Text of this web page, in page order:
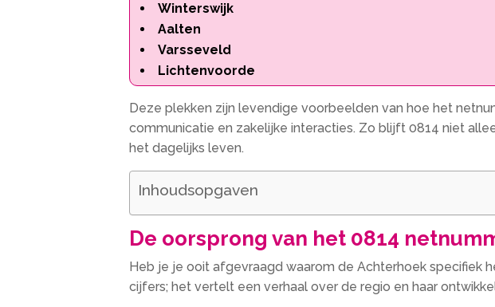
Winterswijk
Aalten
Varsseveld
Lichtenvoorde
Deze plekken zijn levendige voorbeelden van hoe het
communicatie en zakelijke interacties. Zo blijft 0814 niet
het dagelijks leven.
Inhoudsopgaven
De oorsprong van het 0814
Heb je je ooit afgevraagd waarom de Achterhoek specifiek
cijfers; het vertelt een verhaal over de regio en haar